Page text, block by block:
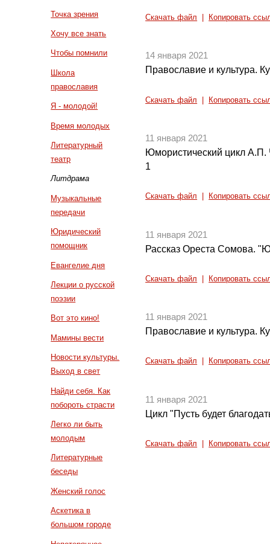
Точка зрения
Хочу все знать
Чтобы помнили
Школа
православия
Я - молодой!
Время молодых
Литературный
театр
Литдрама
Музыкальные
передачи
Юридический
помощник
Евангелие дня
Лекции о русской
поэзии
Вот это кино!
Мамины вести
Новости культуры.
Выход в свет
Найди себя. Как
побороть страсти
Легко ли быть
молодым
Литературные
беседы
Женский голос
Аскетика в
большом городе
Скачать файл Копировать
14 января 2021
Православие и культура.
Скачать файл Копировать
11 января 2021
Юмористический цикл А.П.
1
Скачать файл Копировать
11 января 2021
Рассказ Ореста Сомова.
Скачать файл Копировать
11 января 2021
Православие и культура.
Скачать файл Копировать
11 января 2021
Цикл "Пусть будет
Скачать файл Копировать